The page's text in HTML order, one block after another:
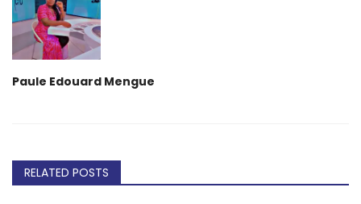
Paule Edouard Mengue
RELATED POSTS